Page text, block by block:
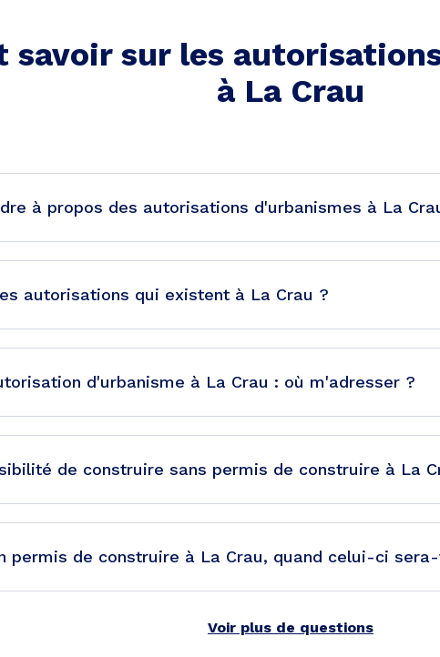
savoir sur les
à La Crau
à propos des autorisations d'urbanismes à La
autorisations qui existent à La Crau ?
d'urbanisme à La Crau : où m'adresser ?
de construire sans permis de construire à La
permis de construire à La Crau, quand celui-ci
Voir plus de questions